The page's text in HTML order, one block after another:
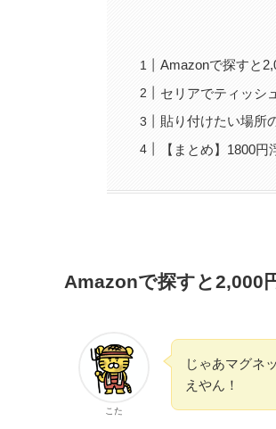
Amazonで探すと
セリアでティッシ
貼り付けたい場所
【まとめ】1800
Amazonで探すと2,000
こた
じゃあマグネ
えやん！